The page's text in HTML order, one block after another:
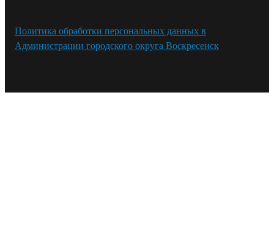
Политика обработки персональных данных в
Администрации городского округа Воскресенск